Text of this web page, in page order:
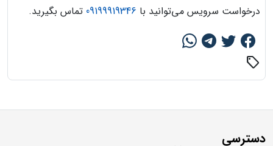
درخواست سرویس می‌توانید با 09199919346 تماس بگیرید.
sell
دسترسی